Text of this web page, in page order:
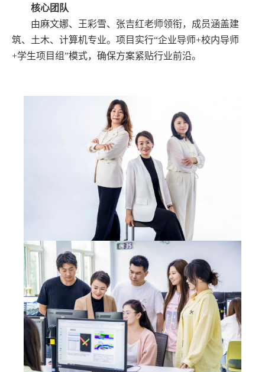
核心团队
由麻文娜、王彩雪、张吉红老师领衔，成员涵盖建
筑、土木、计算机专业。项目实行“企业导师+校内导师
+学生项目组”模式，确保方案紧贴行业前沿。